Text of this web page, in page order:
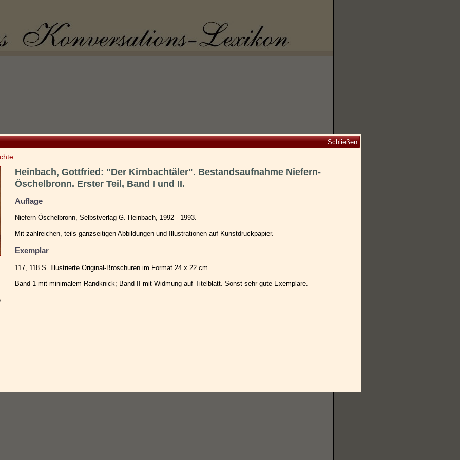
Schließen
Heinbach, Gottfried: "Der Kirnbachtäler". Bestandsaufnahme Niefern-
Öschelbronn. Erster Teil, Band I und II.
Auflage
Niefern-Öschelbronn, Selbstverlag G. Heinbach, 1992 - 1993.
Mit zahlreichen, teils ganzseitigen Abbildungen und Illustrationen auf Kunstdruckpapier.
Exemplar
117, 118 S. Illustrierte Original-Broschuren im Format 24 x 22 cm.
Band 1 mit minimalem Randknick; Band II mit Widmung auf Titelblatt. Sonst sehr gute Exemplare.